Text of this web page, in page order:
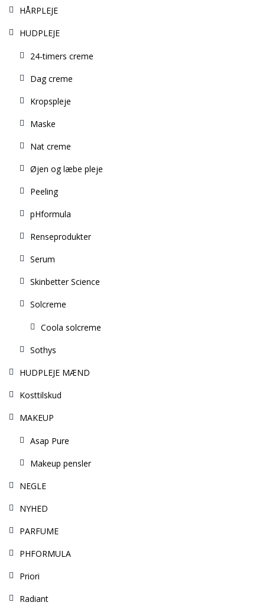
HÅRPLEJE
HUDPLEJE
24-timers creme
Dag creme
Kropspleje
Maske
Nat creme
Øjen og læbe pleje
Peeling
pHformula
Renseprodukter
Serum
Skinbetter Science
Solcreme
Coola solcreme
Sothys
HUDPLEJE MÆND
Kosttilskud
MAKEUP
Asap Pure
Makeup pensler
NEGLE
NYHED
PARFUME
PHFORMULA
Priori
Radiant